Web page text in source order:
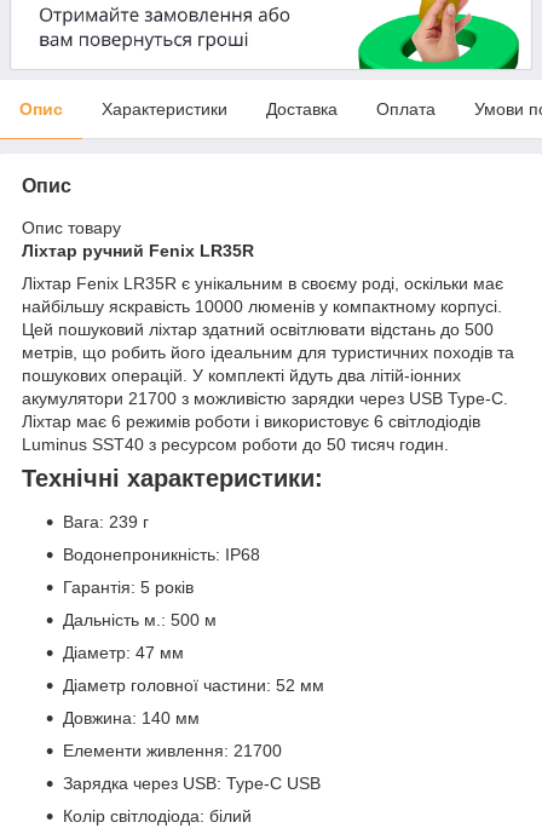
Опис Характеристики Доставка Оплата Умови
Опис
Опис товару
Ліхтар ручний Fenix LR35R
Ліхтар Fenix LR35R є унікальним в своєму роді, оскільки має
найбільшу яскравість 10000 люменів у компактному корпусі.
Цей пошуковий ліхтар здатний освітлювати відстань до 500
метрів, що робить його ідеальним для туристичних походів та
пошукових операцій. У комплекті йдуть два літій-іонних
акумулятори 21700 з можливістю зарядки через USB Type-C.
Ліхтар має 6 режимів роботи і використовує 6 світлодіодів
Luminus SST40 з ресурсом роботи до 50 тисяч годин.
Технічні характеристики:
Вага: 239 г
Водонепроникність: IP68
Гарантія: 5 років
Дальність м.: 500 м
Діаметр: 47 мм
Діаметр головної частини: 52 мм
Довжина: 140 мм
Елементи живлення: 21700
Зарядка через USB: Type-C USB
Колір світлодіода: білий